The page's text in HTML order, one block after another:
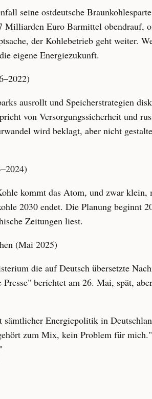
seine ostdeutsche
Milliarden Euro Barmittel
der Kohlebetrieb geht weiter.
eigene Energiezukunft.
ausrollt und Speicherstrategien
von Versorgungssicherheit und
wird beklagt, aber nicht
kommt das Atom, und zwar
2030 endet. Die Planung beginnt
Zeitungen liest.
(Mai 2025)
die auf Deutsch übersetzte
berichtet am 26. Mai, spät,
Energiepolitik in
zum Mix, kein Problem für mich."